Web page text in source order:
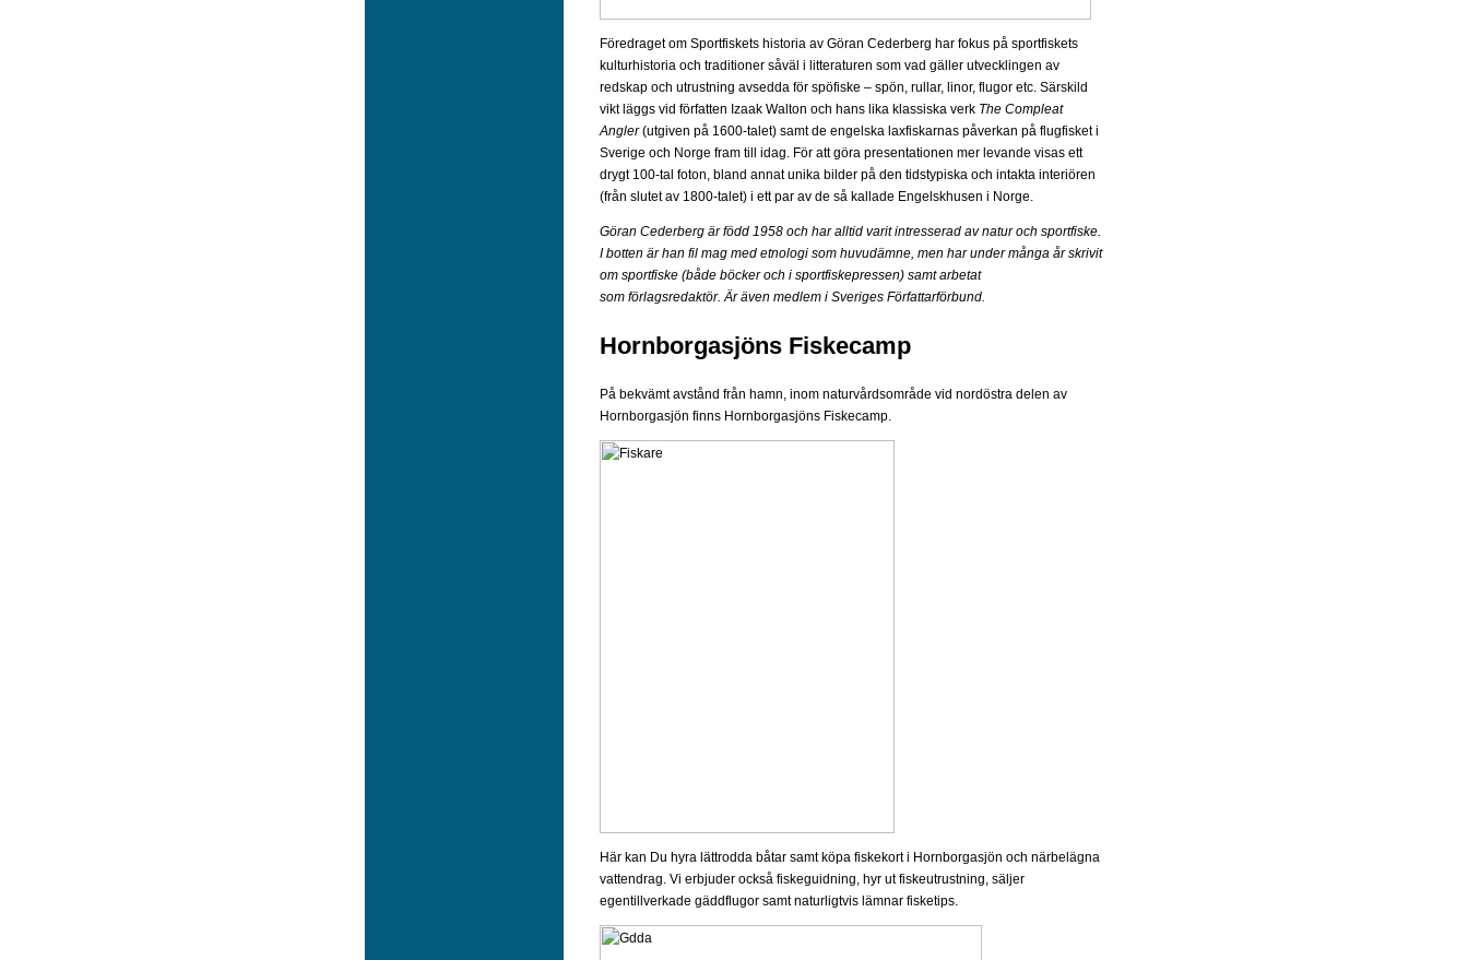
Föredraget om Sportfiskets historia av Göran Cederberg har fokus på sportfiskets
kulturhistoria och traditioner såväl i litteraturen som vad gäller utvecklingen av
redskap och utrustning avsedda för spöfiske – spön, rullar, linor, flugor etc. Särskild
vikt läggs vid författen Izaak Walton och hans lika klassiska verk The Compleat
Angler(utgiven på 1600-talet) samt de engelska laxfiskarnas påverkan på flugfisket i
Sverige och Norge fram till idag. För att göra presentationen mer levande visas ett
drygt 100-tal foton, bland annat unika bilder på den tidstypiska och intakta interiören
(från slutet av 1800-talet) i ett par av de så kallade Engelskhusen i Norge.
Göran Cederberg är född 1958 och har alltid varit intresserad av natur och sportfiske.
I botten är han fil mag med etnologi som huvudämne, men har under många år skrivit
om sportfiske (både böcker och i sportfiskepressen) samt arbetat
som förlagsredaktör. Är även medlem i Sveriges Författarförbund.
Hornborgasjöns Fiskecamp
På bekvämt avstånd från hamn, inom naturvårdsområde vid nordöstra delen av
Hornborgasjön finns Hornborgasjöns Fiskecamp.
Här kan Du hyra lättrodda båtar samt köpa fiskekort i Hornborgasjön och närbelägna
vattendrag. Vi erbjuder också fiskeguidning, hyr ut fiskeutrustning, säljer
egentillverkade gäddflugor samt naturligtvis lämnar fisketips.